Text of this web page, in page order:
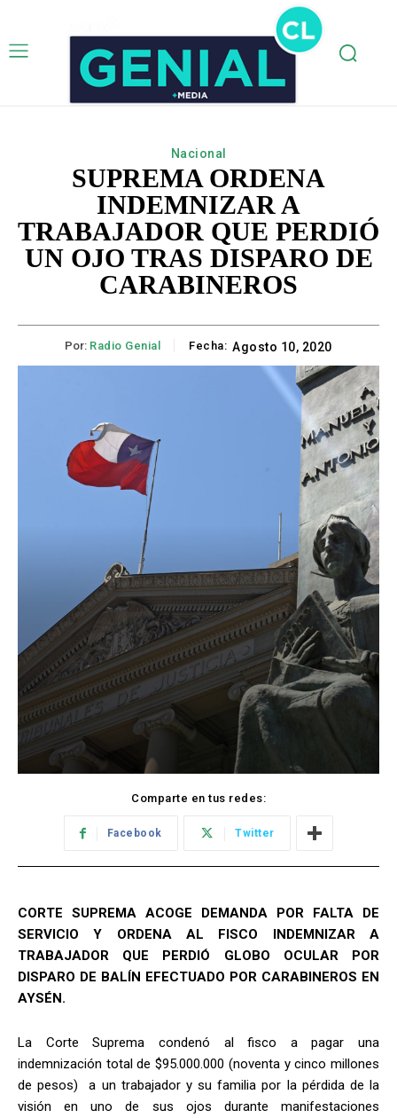
Nacional
SUPREMA ORDENA
INDEMNIZAR A
TRABAJADOR QUE PERDIÓ
UN OJO TRAS DISPARO DE
CARABINEROS
Por: Radio Genial Fecha: Agosto 10, 2020
Comparte en tus redes:
Facebook Twitter
CORTE SUPREMA ACOGE DEMANDA POR FALTA DE
SERVICIO Y ORDENA AL FISCO INDEMNIZAR A
TRABAJADOR QUE PERDIÓ GLOBO OCULAR POR
DISPARO DE BALÍN EFECTUADO POR CARABINEROS EN
AYSÉN.
La Corte Suprema condenó al fisco a pagar una
indemnización total de $95.000.000 (noventa y cinco millones
de pesos) a un trabajador y su familia por la pérdida de la
visión en uno de sus ojos durante manifestaciones